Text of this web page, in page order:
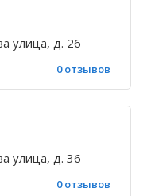
улица, д. 26
0 отзывов
улица, д. 36
0 отзывов